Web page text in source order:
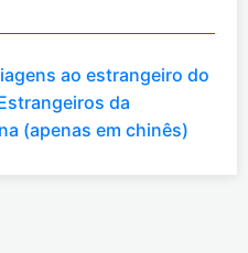
ao estrangeiro do
da
(apenas em chinês)